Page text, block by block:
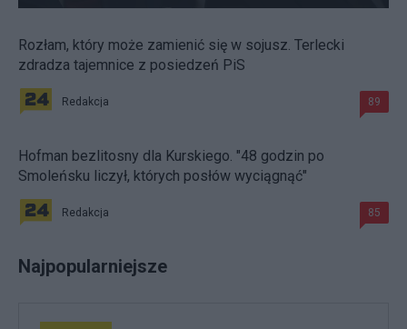
Rozłam, który może zamienić się w sojusz. Terlecki
zdradza tajemnice z posiedzeń PiS
Redakcja 89
Hofman bezlitosny dla Kurskiego. "48 godzin po
Smoleńsku liczył, których posłów wyciągnąć"
Redakcja 85
Najpopularniejsze